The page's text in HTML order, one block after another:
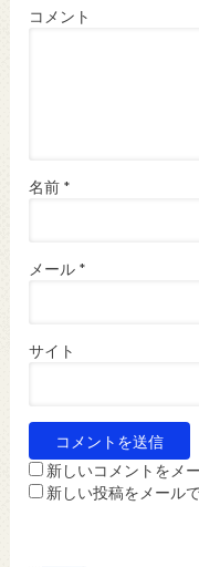
コメント
名前 *
メール *
サイト
新しいコメントをメ
新しい投稿をメール